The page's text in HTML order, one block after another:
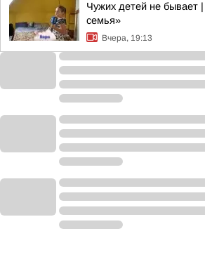
Чужих детей не бывает
семья»
Вчера, 19:13